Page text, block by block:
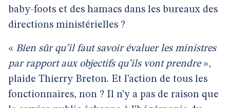
baby-foots et des hamacs dans les bureaux des
directions ministérielles ?
« Bien sûr qu’il faut savoir évaluer les ministres
par rapport aux objectifs qu’ils vont prendre»,
plaide Thierry Breton. Et l’action de tous les
fonctionnaires, non ? Il n’y a pas de raison que